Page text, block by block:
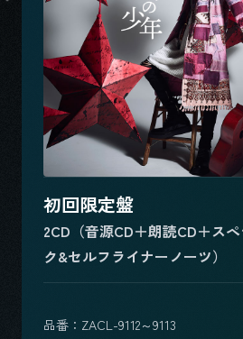
初回限定盤
2CD（音源CD＋朗読CD＋ス
ク&セルフライナーノーツ）
品番：ZACL-9112～9113